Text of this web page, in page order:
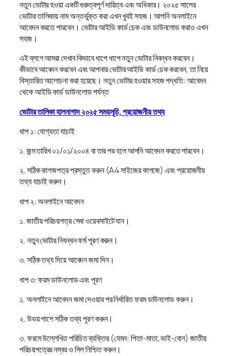
নতুন ভোটার হওয়া একটি গুরুত্বপূর্ণ দায়িত্ব এবং অধিকার। ২০২৫ সালের
ভোটার তালিকায় নাম অন্তর্ভুক্ত করা এখন খুবই সহজ। আপনি অনলাইনে
আবেদন করতে পারবেন। ভোটার আইডি কার্ড চেক এবং ডাউনলোড করাও এখন
সহজ।
এই ব্লগে আমরা দেখাব কিভাবে ধাপে ধাপে নতুন ভোটার নিবন্ধন করবেন।
কীভাবে আবেদন করবেন এবং আপনার ভোটার আইডি কার্ড চেক করবেন, তা নিয়ে
বিস্তারিত আলোচনা করা হয়েছে। নতুন ভোটার হওয়ার সহজ পদ্ধতি: আবেদন
থেকে আইডি কার্ড ডাউনলোড পর্যন্ত
ভোটার তালিকা হালনাগাদ ২০২৫ সময়সূচি, প্রয়োজনীয় তথ্য
ধাপ ১: যোগ্যতা যাচাই
১. জন্ম তারিখ ০১/০১/২০০৪ বা তার পর হলে আপনি আবেদন করতে পারবেন।
২. সঠিক কাগজপত্র প্রস্তুত করুন (A4 সাইজের কাগজে) এবং প্রয়োজনীয়
তথ্য যাচাই করুন।
ধাপ ২: অনলাইনে আবেদন
১. জাতীয় পরিচয়পত্র সেবা ওয়েবসাইটে যান।
২. নতুন ভোটার নিবন্ধন ফর্ম পূরণ করুন।
৩. সঠিক তথ্য দিয়ে আবেদন জমা দিন।
ধাপ ৩: ফরম ডাউনলোড এবং পূরণ
১. অনলাইনে আবেদন জমা দেওয়ার পর নির্ধারিত ফরম ডাউনলোড করুন।
২. উভয় পাশে সঠিক তথ্য পূরণ করুন।
৩. ফরমে উল্লেখিত পরিচিত ব্যক্তির (যেমন: পিতা-মাতা, ভাই-বোন) জাতীয়
পরিচয়পত্রের নম্বর ও সিল নিশ্চিত করুন।